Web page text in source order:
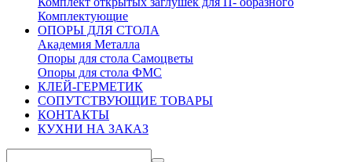
Комплектующие
ОПОРЫ ДЛЯ СТОЛА
Академия Металла
Опоры для стола Самоцветы
Опоры для стола ФМС
КЛЕЙ-ГЕРМЕТИК
СОПУТСТВУЮЩИЕ ТОВАРЫ
КОНТАКТЫ
КУХНИ НА ЗАКАЗ